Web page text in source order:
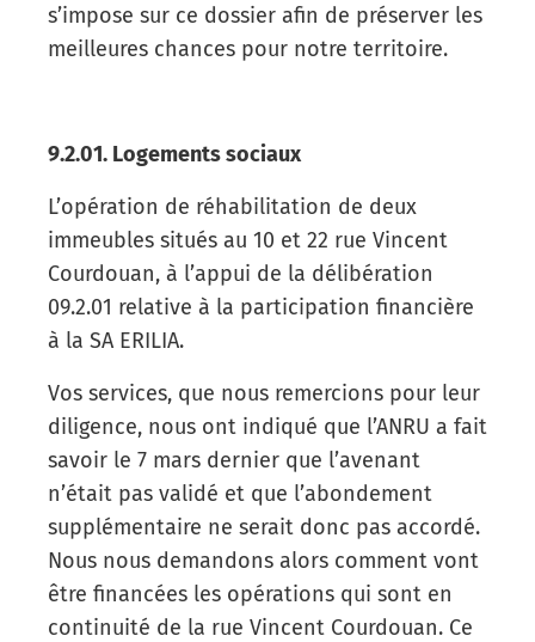
s’impose sur ce dossier afin de préserver les
meilleures chances pour notre territoire.
9.2.01. Logements sociaux
L’opération de réhabilitation de deux
immeubles situés au 10 et 22 rue Vincent
Courdouan, à l’appui de la délibération
09.2.01 relative à la participation financière
à la SA ERILIA.
Vos services, que nous remercions pour leur
diligence, nous ont indiqué que l’ANRU a fait
savoir le 7 mars dernier que l’avenant
n’était pas validé et que l’abondement
supplémentaire ne serait donc pas accordé.
Nous nous demandons alors comment vont
être financées les opérations qui sont en
continuité de la rue Vincent Courdouan. Ce